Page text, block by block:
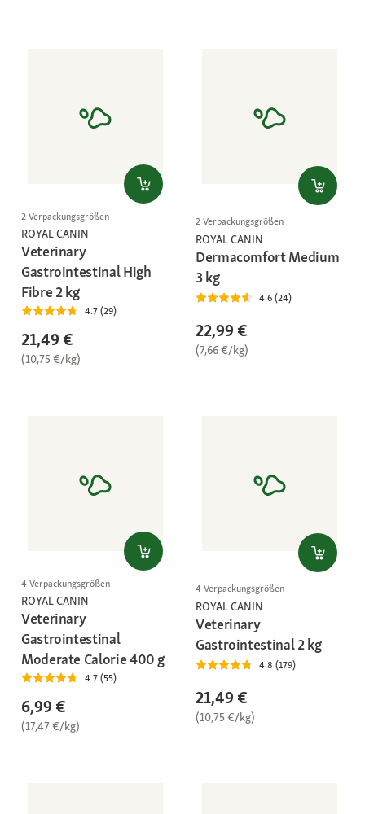
2 Verpackungsgrößen
ROYAL CANIN
Veterinary
Gastrointestinal High
Fibre 2 kg
4.7 (29)
21,49 €
(10,75 €/kg)
2 Verpackungsgrößen
ROYAL CANIN
Dermacomfort Medium
3 kg
4.6 (24)
22,99 €
(7,66 €/kg)
4 Verpackungsgrößen
ROYAL CANIN
Veterinary
Gastrointestinal
Moderate Calorie 400 g
4.7 (55)
6,99 €
(17,47 €/kg)
4 Verpackungsgrößen
ROYAL CANIN
Veterinary
Gastrointestinal 2 kg
4.8 (179)
21,49 €
(10,75 €/kg)